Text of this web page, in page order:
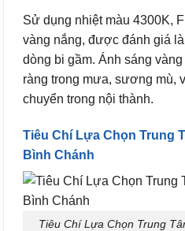
Sử dụng nhiệt màu 4300K,
vàng nắng, được đánh giá
dòng bi gầm. Ánh sáng
ràng trong mưa, sương mù,
chuyển trong nội thành.
Tiêu Chí Lựa Chọn Trung
Bình Chánh
Tiêu Chí Lựa Chọn Trung